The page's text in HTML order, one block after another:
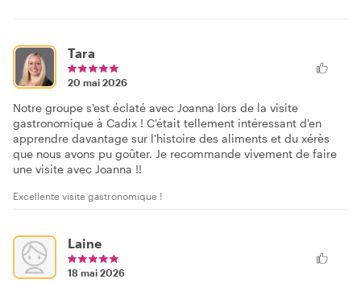
Tara
20 mai 2026
Notre groupe s'est éclaté avec Joanna lors de la visite
gastronomique à Cadix ! C'était tellement intéressant d'en
apprendre davantage sur l'histoire des aliments et du xérès
que nous avons pu goûter. Je recommande vivement de faire
une visite avec Joanna !!
Excellente visite gastronomique !
Laine
18 mai 2026